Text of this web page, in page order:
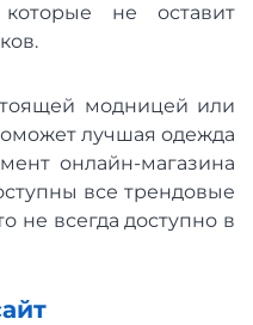
не оставит
модницей или
лучшая одежда
онлайн-магазина
все трендовые
не всегда доступно в